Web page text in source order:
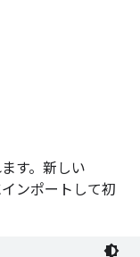
す。新しい
ンポートして初